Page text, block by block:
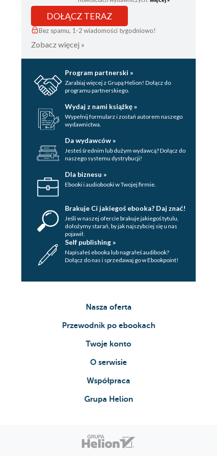
DOŁĄCZ TERAZ
Bez spamu, 1-2 wiadomości tygodniowo!
Zobacz więcej »
Program partnerski »
Zarabiaj więcej z Grupą Helion! Dołącz do
programu partnerskiego.
Wydaj z nami książkę »
Wypełnij formularz i zostań autorem naszego
wydawnictwa.
Da wydawców »
Jesteś średnim lub dużym wydawcą? Dołącz do
naszego systemu dystrybucji!
Dla biznesu »
Ebooki i audiobooki w Twojej firmie.
Brakuje Ci jakiegoś ebooka? Daj znać!
Jeśli w naszej ofercie brakuje jakiegoś tytulu,
dołożymy starań, by jak najszybciej się u nas
pojawił.
Self publishing »
Napisałeś ebooka lub nagrałeś audibook?
Dołącz do nas i sprzedawaj go w Ebookpoint!
Nasza oferta
Przewodnik po ebookach
Twoje konto
O serwisie
Współpraca
Grupa Helion